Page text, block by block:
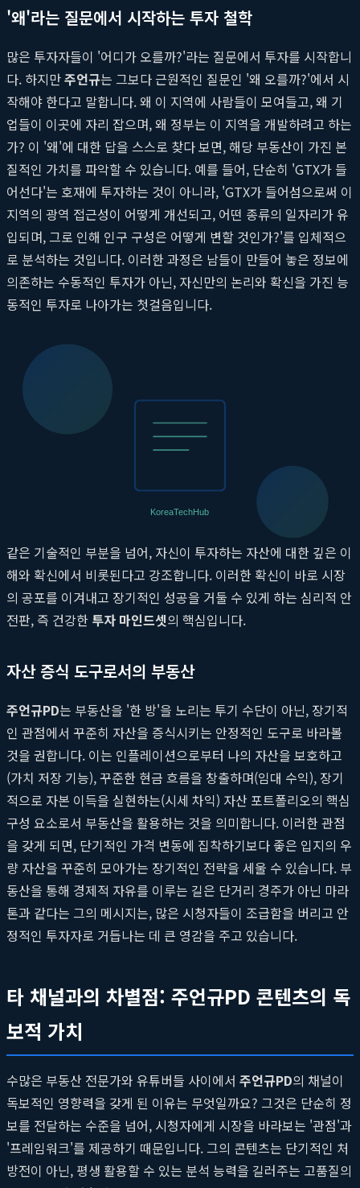
'왜'라는 질문에서 시작하는 투자 철학
많은 투자자들이 '어디가 오를까?'라는 질문에서 투자를 시작합니
다. 하지만주언규는 그보다 근원적인 질문인 '왜 오를까?'에서 시
작해야 한다고 말합니다. 왜 이 지역에 사람들이 모여들고, 왜 기
업들이 이곳에 자리 잡으며, 왜 정부는 이 지역을 개발하려고 하는
가? 이 '왜'에 대한 답을 스스로 찾다 보면, 해당 부동산이 가진 본
질적인 가치를 파악할 수 있습니다. 예를 들어, 단순히 'GTX가 들
어선다'는 호재에 투자하는 것이 아니라, 'GTX가 들어섬으로써 이
지역의 광역 접근성이 어떻게 개선되고, 어떤 종류의 일자리가 유
입되며, 그로 인해 인구 구성은 어떻게 변할 것인가?'를 입체적으
로 분석하는 것입니다. 이러한 과정은 남들이 만들어 놓은 정보에
의존하는 수동적인 투자가 아닌, 자신만의 논리와 확신을 가진 능
동적인 투자로 나아가는 첫걸음입니다.
리스크 관리와 심리적 안정의 기술
부동산 시장은 항상 상승만 하는 것이 아닙니다. 때로는 예기치 못
한 외부 충격이나 정책 변화로 하락과 조정을 겪기도 합니다.
에 대한 이해 없이 단기 시세차익만을 노리고 시장에 진입
한 투자자들은 이러한 하락장에서 공포에 휩싸여 투매에 동참하
기 쉽습니다. 하지만 자신이 투자한 부동산의 내재 가치를 명확히
알고 있는 투자자는 시장의 단기적인 흔들림에 평정심을 유지할
는 진정한 리스크 관리는 분산투자나 보험
같은 기술적인 부분을 넘어, 자신이 투자하는 자산에 대한 깊은 이
해와 확신에서 비롯된다고 강조합니다. 이러한 확신이 바로 시장
의 공포를 이겨내고 장기적인 성공을 거둘 수 있게 하는 심리적 안
전판, 즉 건강한 투자 마인드셋의 핵심입니다.
자산 증식 도구로서의 부동산
주언규PD는 부동산을 '한 방'을 노리는 투기 수단이 아닌, 장기적
인 관점에서 꾸준히 자산을 증식시키는 안정적인 도구로 바라볼
것을 권합니다. 이는 인플레이션으로부터 나의 자산을 보호하고
(가치 저장 기능), 꾸준한 현금 흐름을 창출하며(임대 수익), 장기
적으로 자본 이득을 실현하는(시세 차익) 자산 포트폴리오의 핵심
구성 요소로서 부동산을 활용하는 것을 의미합니다. 이러한 관점
을 갖게 되면, 단기적인 가격 변동에 집착하기보다 좋은 입지의 우
량 자산을 꾸준히 모아가는 장기적인 전략을 세울 수 있습니다. 부
동산을 통해 경제적 자유를 이루는 길은 단거리 경주가 아닌 마라
톤과 같다는 그의 메시지는, 많은 시청자들이 조급함을 버리고 안
정적인 투자자로 거듭나는 데 큰 영감을 주고 있습니다.
타 채널과의 차별점: 주언규PD 콘텐츠의 독
보적 가치
수많은 부동산 전문가와 유튜버들 사이에서 주언규PD의 채널이
독보적인 영향력을 갖게 된 이유는 무엇일까요? 그것은 단순히 정
보를 전달하는 수준을 넘어, 시청자에게 시장을 바라보는 '관점'과
'프레임워크'를 제공하기 때문입니다. 그의 콘텐츠는 단기적인 처
방전이 아닌, 평생 활용할 수 있는 분석 능력을 길러주는 고품질의